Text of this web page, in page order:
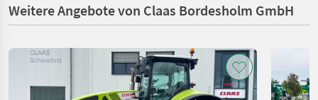
Weitere Angebote von Claas Bordesholm GmbH